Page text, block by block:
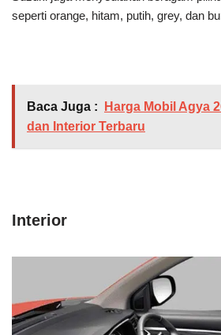
seperti orange, hitam, putih, grey, dan
Baca Juga :
Harga Mobil Agya
dan Interior Terbaru
Interior